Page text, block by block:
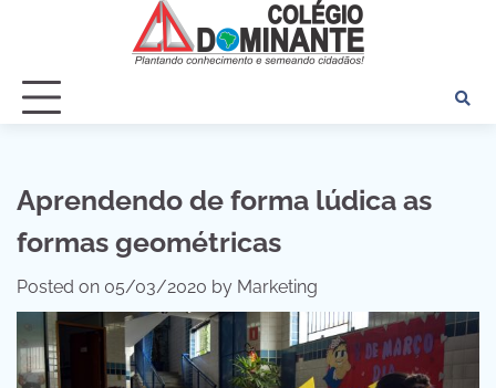
Aprendendo de forma lúdica as
formas geométricas
Posted on 05/03/2020 by Marketing